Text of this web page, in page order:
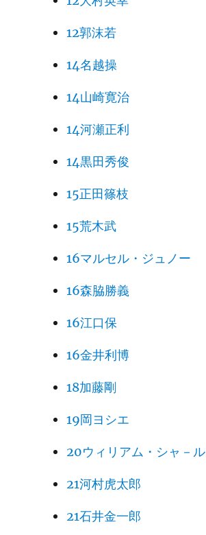
12郭沫若
14名越操
14山崎寛治
14河瀬正利
14黒田秀俊
15正田篠枝
15荒木武
16マルセル・ジュノー
16森脇勝義
16江口保
16金井利博
18加藤剛
19岡ヨシエ
20ウィリアム・シャ－ル
21河村虎太郎
21石井金一郎